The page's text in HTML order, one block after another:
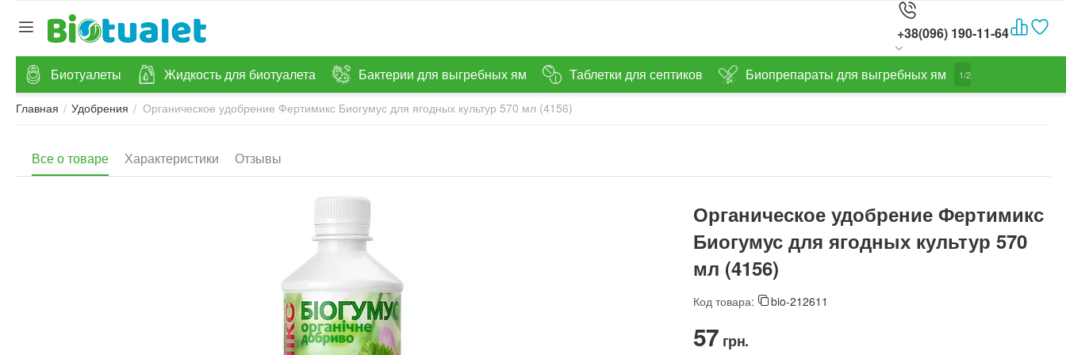
+38(096) 190-11-64
Биотуалеты Жидкость для биотуалета Бактерии для выгребных ям Таблетки для септиков Биопрепараты для выгребных ям 1/2
Главная / Удобрения / Органическое удобрение Фертимикс Биогумус для ягодных культур 570 мл (4156)
Все о товаре Характеристики Отзывы
Органическое удобрение Фертимикс
Биогумус для ягодных культур 570
мл (4156)
Код товара: bio-212611
‍57‍ грн.